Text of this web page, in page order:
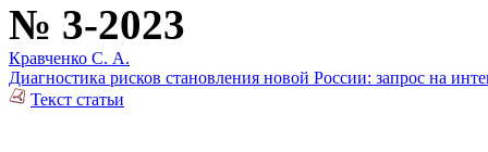
№ 3-2023
Кравченко С. А.
Диагностика рисков становления новой России: запрос на
Текст статьи